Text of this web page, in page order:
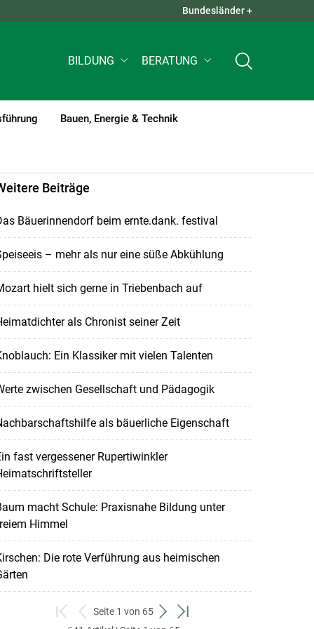
QUICK LINKS +
Bundesländer +
BILDUNG BERATUNG
Bauen, Energie & Technik
Beiträge
Bäuerinnendorf beim ernte.dank. festival
– mehr als nur eine süße Abkühlung
hielt sich gerne in Triebenbach auf
als Chronist seiner Zeit
Ein Klassiker mit vielen Talenten
zwischen Gesellschaft und Pädagogik
als bäuerliche Eigenschaft
fast vergessener Rupertiwinkler
macht Schule: Praxisnahe Bildung unter
Himmel
Die rote Verführung aus heimischen
zum
zurück
Seite 1 von 65
weiterzum